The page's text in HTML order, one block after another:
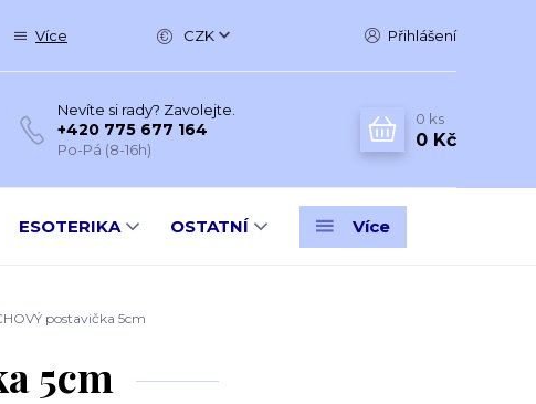
Více CZK Přihlášení
Nevíte si rady? Zavolejte.
+420 775 677 164
Po-Pá (8-16h)
0 ks
0 Kč
ESOTERIKA OSTATNÍ Více
postavička 5cm
5cm